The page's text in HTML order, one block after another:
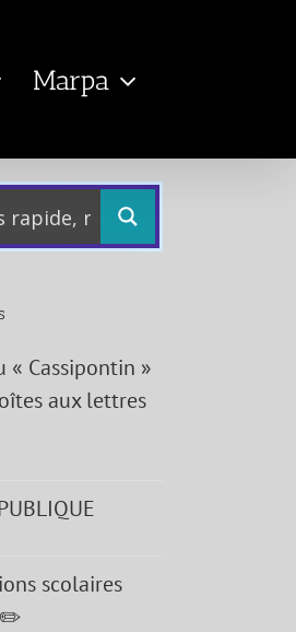
Marpa
« Cassipontin »
aux lettres
scolaires
✏️